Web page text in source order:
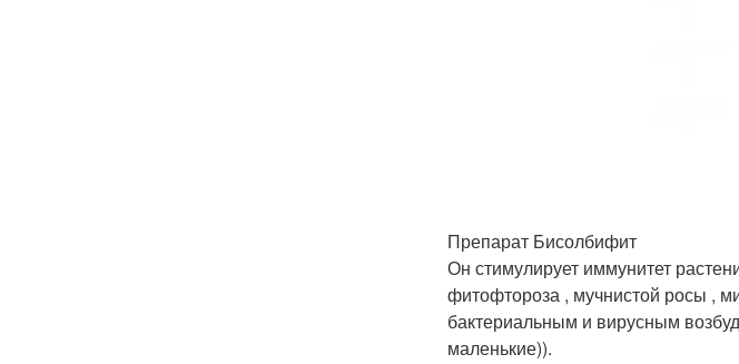
Препарат Бисолбифит
Он стимулирует иммунитет
фитофтороза , мучнистой росы ,
бактериальным и вирусным
маленькие)).